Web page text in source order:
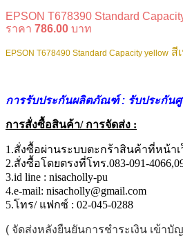
EPSON T678390 Standard
ราคา 786.00 บาท
EPSON T678490 Standard Capacity yellow สี
การรับประกันผลิตภัณฑ์ : รับประกัน
การสั่งซื้อสินค้า/ การจัดส่ง :
1.สั่งซื้อผ่านระบบตะกร้าสินค้าที่หน้า
2.สั่งซื้อโดยตรงที่โทร.083-091-
3.id line : nisacholly-pu
4.e-mail: nisacholly@gmail.com
5.โทร/ แฟกซ์ : 02-045-0288
( จัดส่งหลังยืนยันการชำระเงิน เข้าบั